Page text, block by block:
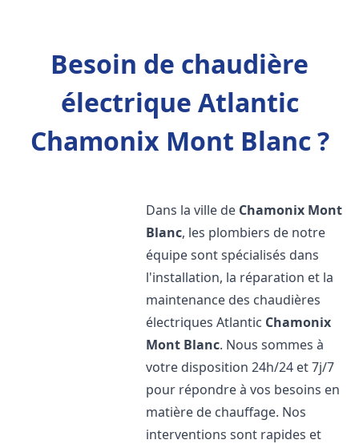
Besoin de chaudière
électrique Atlantic
Chamonix Mont Blanc ?
Dans la ville de Chamonix Mont
Blanc, les plombiers de notre
équipe sont spécialisés dans
l'installation, la réparation et la
maintenance des chaudières
électriques Atlantic Chamonix
Mont Blanc. Nous sommes à
votre disposition 24h/24 et 7j/7
pour répondre à vos besoins en
matière de chauffage. Nos
interventions sont rapides et